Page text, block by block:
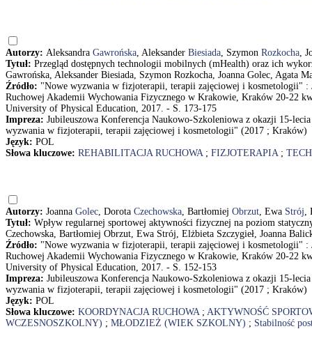
Autorzy: Aleksandra Gawrońska, Aleksander Biesiada, Szymon Rozkocha,
Tytuł: Przegląd dostępnych technologii mobilnych (mHealth) oraz ich
Gawrońska, Aleksander Biesiada, Szymon Rozkocha, Joanna Golec, Agata
Źródło: "Nowe wyzwania w fizjoterapii, terapii zajęciowej i kosmetologii" :
Ruchowej Akademii Wychowania Fizycznego w Krakowie, Kraków 20-22
University of Physical Education, 2017. - S. 173-175
Impreza: Jubileuszowa Konferencja Naukowo-Szkoleniowa z okazji 15-
wyzwania w fizjoterapii, terapii zajęciowej i kosmetologii" (2017 ; Kraków)
Język: POL
Słowa kluczowe: REHABILITACJA RUCHOWA; FIZJOTERAPIA;
Autorzy: Joanna Golec, Dorota Czechowska, Bartłomiej Obrzut, Ewa Strój,
Tytuł: Wpływ regularnej sportowej aktywności fizycznej na poziom
Czechowska, Bartłomiej Obrzut, Ewa Strój, Elżbieta Szczygieł, Joanna
Źródło: "Nowe wyzwania w fizjoterapii, terapii zajęciowej i kosmetologii" :
Ruchowej Akademii Wychowania Fizycznego w Krakowie, Kraków 20-22
University of Physical Education, 2017. - S. 152-153
Impreza: Jubileuszowa Konferencja Naukowo-Szkoleniowa z okazji 15-
wyzwania w fizjoterapii, terapii zajęciowej i kosmetologii" (2017 ; Kraków)
Język: POL
Słowa kluczowe: KOORDYNACJA RUCHOWA; AKTYWNOŚĆ
WCZESNOSZKOLNY) ; MŁODZIEŻ (WIEK SZKOLNY) ; Stabilność